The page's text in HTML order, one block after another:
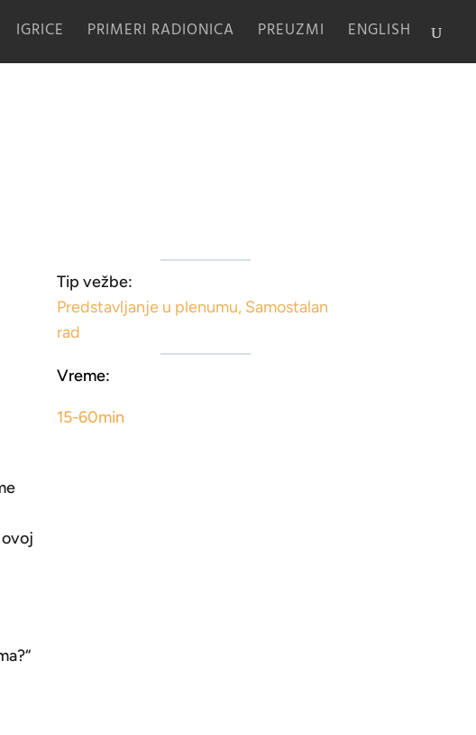
IGRICE PRIMERI RADIONICA PREUZMI ENGLISH
Tip vežbe:
Predstavljanje u plenumu, Samostalan
rad
Vreme:
15-60min